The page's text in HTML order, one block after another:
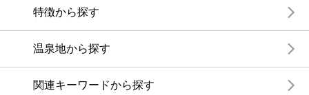
特徴から探す
温泉地から探す
関連キーワードから探す